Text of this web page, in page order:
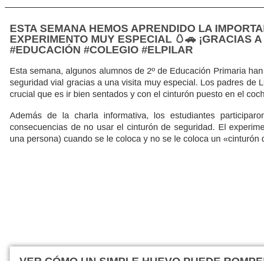
ESTA SEMANA HEMOS APRENDIDO LA
EXPERIMENTO MUY ESPECIAL 🥚🚗 ¡GRACIAS
#EDUCACIÓN #COLEGIO #ELPILAR
Esta semana, algunos alumnos de 2º de Educación Primaria
seguridad vial gracias a una visita muy especial. Los padres de
crucial que es ir bien sentados y con el cinturón puesto en el
Además de la charla informativa, los estudiantes
consecuencias de no usar el cinturón de seguridad. El
una persona) cuando se le coloca y no se le coloca un